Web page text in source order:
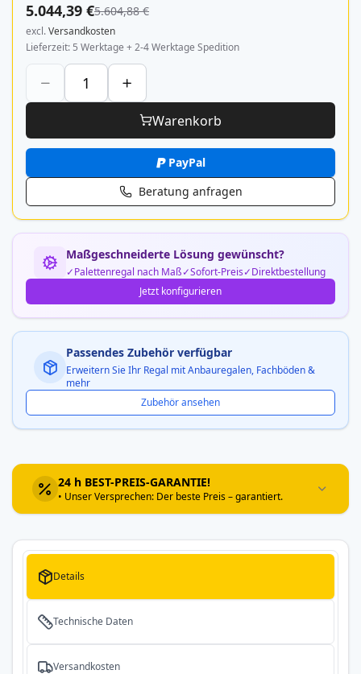
5.044,39 €5.604,88 €
excl.Versandkosten
Lieferzeit 5 Werktage + 2-4 Werktage Spedition
Warenkorb
PayPal
Beratung anfragen
Maßgeschneiderte Lösung gewünscht?
Palettenregal nach Maß Sofort-Preis
Direktbestellung
Jetzt konfigurieren
Passendes Zubehör verfügbar
Erweitern Sie Ihr Regal mit Anbauregalen, Fachböden &
mehr
Zubehör ansehen
24 h BEST-PREIS-GARANTIE!
• Unser Versprechen: Der beste Preis – garantiert.
Details
Technische Daten
Versandkosten